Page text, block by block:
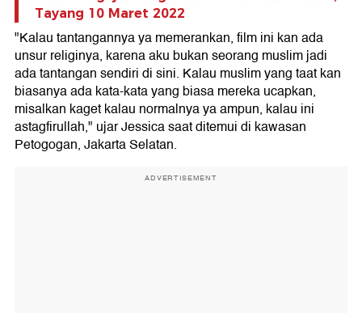
Tayang 10 Maret 2022
"Kalau tantangannya ya memerankan, film ini kan ada
unsur religinya, karena aku bukan seorang muslim jadi
ada tantangan sendiri di sini. Kalau muslim yang taat kan
biasanya ada kata-kata yang biasa mereka ucapkan,
misalkan kaget kalau normalnya ya ampun, kalau ini
astagfirullah," ujar Jessica saat ditemui di kawasan
Petogogan, Jakarta Selatan.
ADVERTISEMENT